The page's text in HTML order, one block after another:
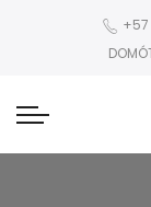
+57